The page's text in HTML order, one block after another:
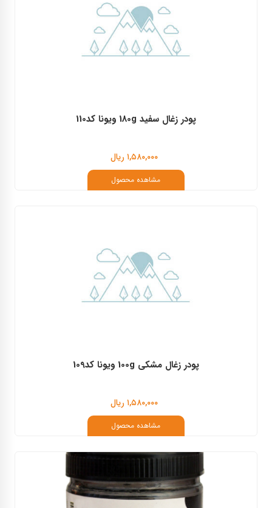
پودر زغال سفید 180g ویونا کد110
۱,۵۸۰,۰۰۰ ریال
مشاهده محصول
پودر زغال مشکی 100g ویونا کد109
۱,۵۸۰,۰۰۰ ریال
مشاهده محصول